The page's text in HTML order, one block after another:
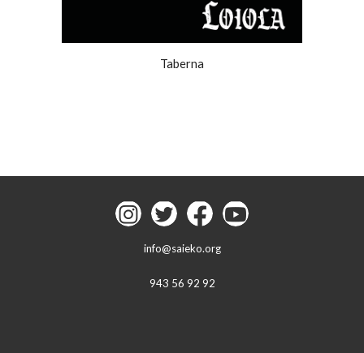
Taberna
info@saieko.org
943 56 92 92